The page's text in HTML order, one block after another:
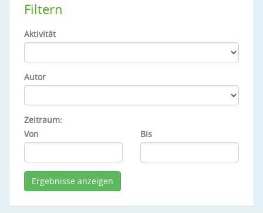
Filtern
Aktivität
Autor
Zeitraum:
Von
Bis